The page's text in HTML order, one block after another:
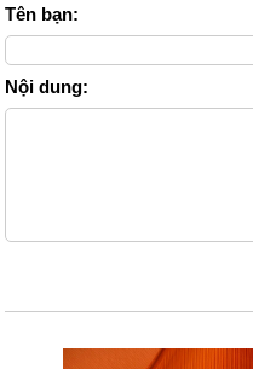
Tên bạn:
Nội dung: